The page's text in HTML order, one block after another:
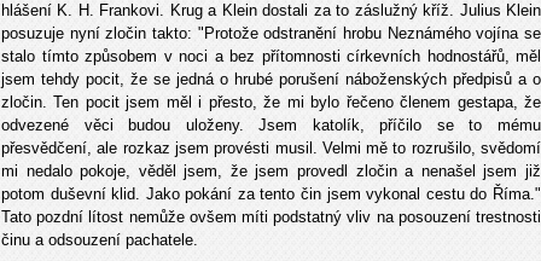
hlášení K. H. Frankovi. Krug a Klein dostali za to záslužný kříž. Julius Klein
posuzuje nyní zločin takto: "Protože odstranění hrobu Neznámého vojína se
stalo tímto způsobem v noci a bez přítomnosti církevních hodnostářů, měl
jsem tehdy pocit, že se jedná o hrubé porušení náboženských předpisů a o
zločin. Ten pocit jsem měl i přesto, že mi bylo řečeno členem gestapa, že
odvezené věci budou uloženy. Jsem katolík, příčilo se to mému
přesvědčení, ale rozkaz jsem provésti musil. Velmi mě to rozrušilo, svědomí
mi nedalo pokoje, věděl jsem, že jsem provedl zločin a nenašel jsem již
potom duševní klid. Jako pokání za tento čin jsem vykonal cestu do Říma."
Tato pozdní lítost nemůže ovšem míti podstatný vliv na posouzení trestnosti
činu a odsouzení pachatele.